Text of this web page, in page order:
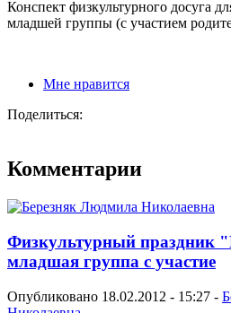
Конспект физкультурного досуга
младшей группы (с участием
Мне нравится
Поделиться:
Комментарии
Физкультурный праздник
младшая группа с участие
Опубликовано 18.02.2012 - 15:27 -